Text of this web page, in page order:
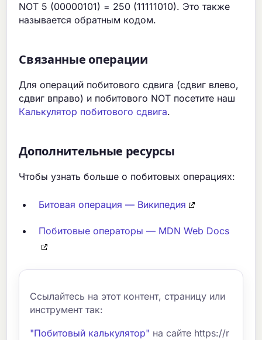
NOT 5 (00000101) = 250 (11111010). Это также
называется обратным кодом.
Связанные операции
Для операций побитового сдвига (сдвиг влево,
сдвиг вправо) и побитового NOT посетите наш
Калькулятор побитового сдвига.
Дополнительные ресурсы
Чтобы узнать больше о побитовых операциях:
Битовая операция — Википедия
Побитовые операторы — MDN Web Docs
Ссылайтесь на этот контент, страницу или
инструмент так:
"Побитовый калькулятор" на сайте https://r